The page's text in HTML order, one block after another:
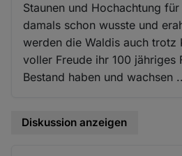
Staunen und Hochachtung
damals schon wusste und
werden die Waldis auch trotz
voller Freude ihr 100 jähriges
Bestand haben und wachsen
Diskussion anzeigen